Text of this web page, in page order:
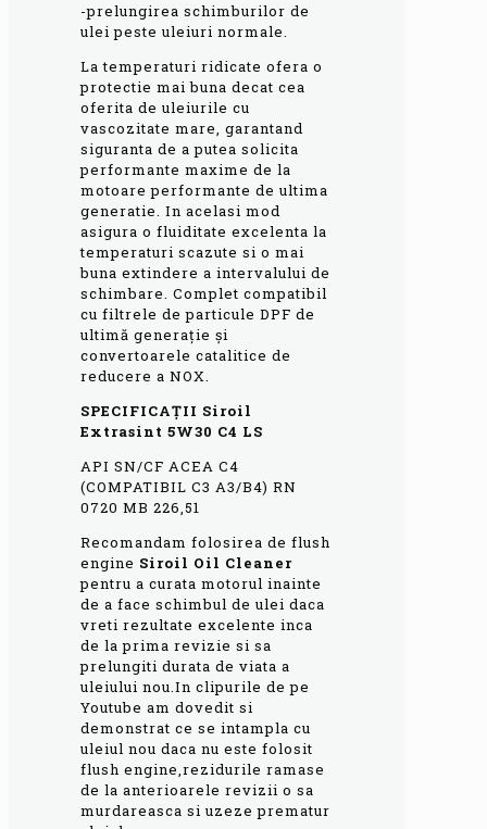
-prelungirea schimburilor de
ulei peste uleiuri normale.
La temperaturi ridicate ofera o
protectie mai buna decat cea
oferita de uleiurile cu
vascozitate mare, garantand
siguranta de a putea solicita
performante maxime de la
motoare performante de ultima
generatie. In acelasi mod
asigura o fluiditate excelenta la
temperaturi scazute si o mai
buna extindere a intervalului de
schimbare. Complet compatibil
cu filtrele de particule DPF de
ultimă generație și
convertoarele catalitice de
reducere a NOX.
SPECIFICAȚII Siroil
Extrasint 5W30 C4 LS
API SN/CF ACEA C4
(COMPATIBIL C3 A3/B4) RN
0720 MB 226,51
Recomandam folosirea de flush
engine Siroil Oil Cleaner
pentru a curata motorul inainte
de a face schimbul de ulei daca
vreti rezultate excelente inca
de la prima revizie si sa
prelungiti durata de viata a
uleiului nou.In clipurile de pe
Youtube am dovedit si
demonstrat ce se intampla cu
uleiul nou daca nu este folosit
flush engine,rezidurile ramase
de la anterioarele revizii o sa
murdareasca si uzeze prematur